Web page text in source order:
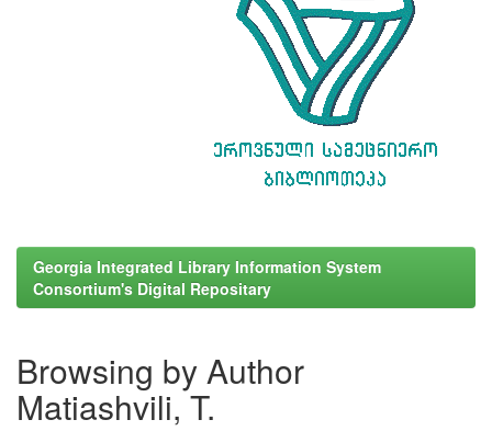
Georgia Integrated Library Information System
Consortium's Digital Repositary
Browsing by Author
Matiashvili, T.